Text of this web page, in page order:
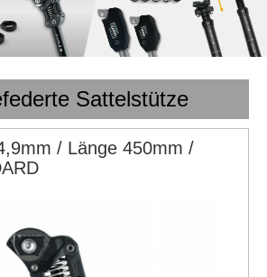
Sattelstütze
/ Länge 450mm /